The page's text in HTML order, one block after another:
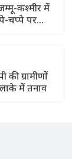
कश्मीर में
चप्पे पर
ग्रामीणों
में तनाव